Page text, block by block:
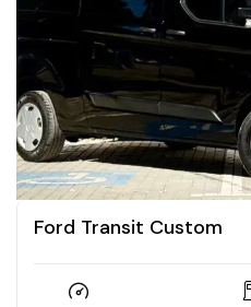
Ford Transit Custom